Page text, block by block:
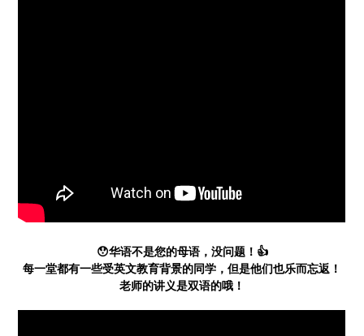
😯华语不是您的母语，没问题！👍
每一堂都有一些受英文教育背景的同学，但是他们也乐而忘返！
老师的讲义是双语的哦！